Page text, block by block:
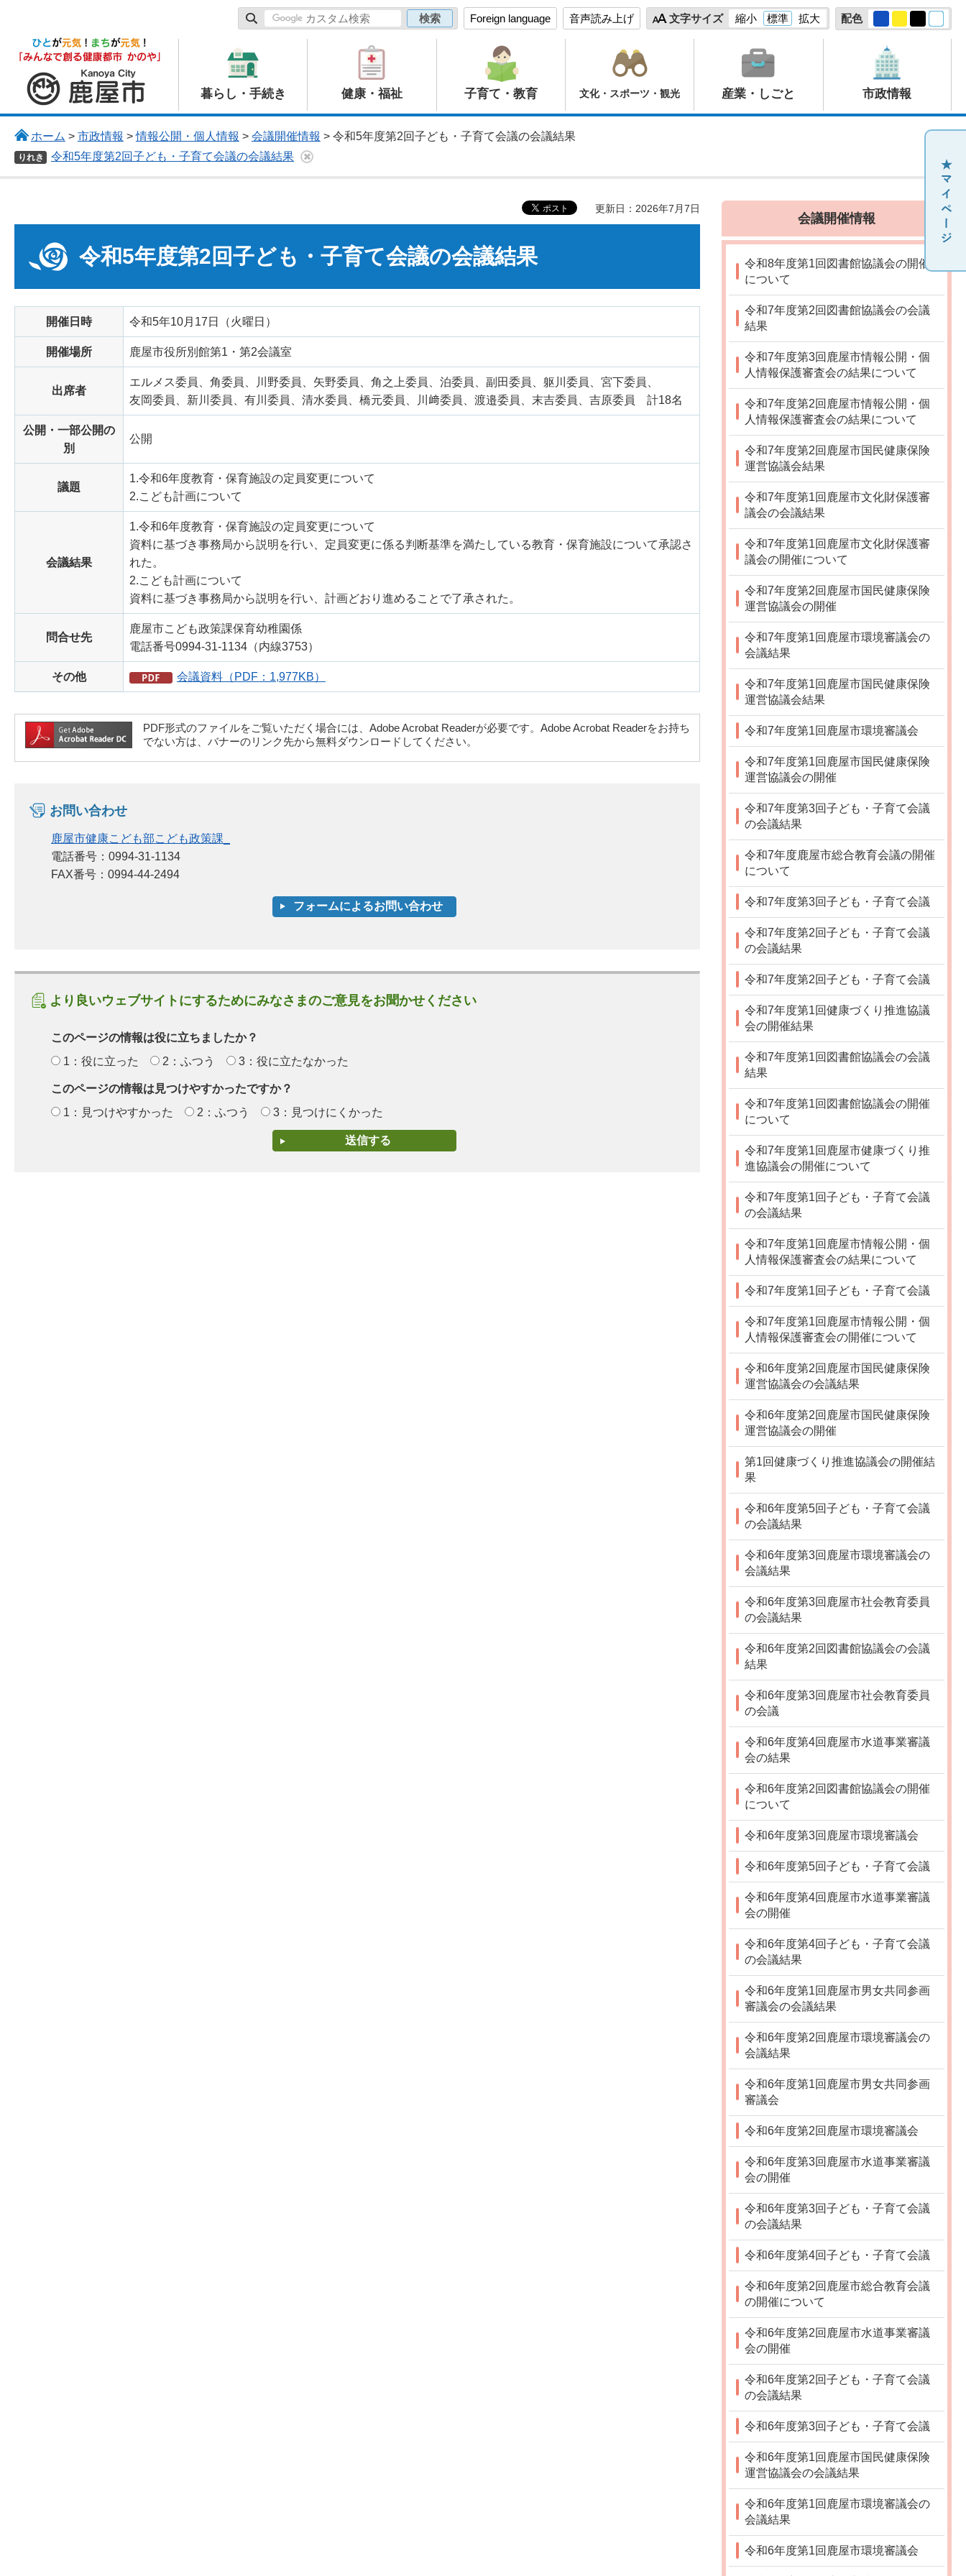
Foreign language 音声読み上げ 文字サイズ 縮小 標準 拡大 配色
鹿屋市
暮らし・手続き 健康・福祉 子育て・教育 文化・スポーツ・観光 産業・しごと 市政情報
ホーム > 市政情報 >情報公開・個人情報 > 会議開催情報 > 令和5年度第2回子ども・子育て会議の会議結果
りれき 令和5年度第2回子ども・子育て会議の会議結果
更新日：2026年7月7日
令和5年度第2回子ども・子育て会議の会議結果
開催日時 令和5年10月17日（火曜日）
開催場所 鹿屋市役所別館第1・第2会議室
出席者
エルメス委員、角委員、川野委員、矢野委員、角之上委員、泊委員、副田委員、躯川委員、宮下委員、
友岡委員、新川委員、有川委員、清水委員、橋元委員、川﨑委員、渡邉委員、末吉委員、吉原委員 計18名
公開・一部公開の
別
公開
議題
1.令和6年度教育・保育施設の定員変更について
2.こども計画について
会議結果
1.令和6年度教育・保育施設の定員変更について
資料に基づき事務局から説明を行い、定員変更に係る判断基準を満たしている教育・保育施設について承認さ
れた。
2.こども計画について
資料に基づき事務局から説明を行い、計画どおり進めることで了承された。
問合せ先
鹿屋市こども政策課保育幼稚園係
電話番号0994-31-1134（内線3753）
その他 会議資料（PDF：1,977KB）
PDF形式のファイルをご覧いただく場合には、Adobe Acrobat Readerが必要です。Adobe Acrobat Readerをお持ち
でない方は、バナーのリンク先から無料ダウンロードしてください。
お問い合わせ
鹿屋市健康こども部こども政策課_
電話番号：0994-31-1134
FAX番号：0994-44-2494
より良いウェブサイトにするためにみなさまのご意見をお聞かせください
このページの情報は役に立ちましたか？
1：役に立った
2：ふつう 3：役に立たなかった
このページの情報は見つけやすかったですか？
1：見つけやすかった
2：ふつう 3：見つけにくかった
会議開催情報
令和8年度第1回図書館協議会の開催
について
令和7年度第2回図書館協議会の会議
結果
令和7年度第3回鹿屋市情報公開・個
人情報保護審査会の結果について
令和7年度第2回鹿屋市情報公開・個
人情報保護審査会の結果について
令和7年度第2回鹿屋市国民健康保険
運営協議会結果
令和7年度第1回鹿屋市文化財保護審
議会の会議結果
令和7年度第1回鹿屋市文化財保護審
議会の開催について
令和7年度第2回鹿屋市国民健康保険
運営協議会の開催
令和7年度第1回鹿屋市環境審議会の
会議結果
令和7年度第1回鹿屋市国民健康保険
運営協議会結果
令和7年度第1回鹿屋市環境審議会
令和7年度第1回鹿屋市国民健康保険
運営協議会の開催
令和7年度第3回子ども・子育て会議
の会議結果
令和7年度鹿屋市総合教育会議の開催
について
令和7年度第3回子ども・子育て会議
令和7年度第2回子ども・子育て会議
の会議結果
令和7年度第2回子ども・子育て会議
令和7年度第1回健康づくり推進協議
会の開催結果
令和7年度第1回図書館協議会の会議
結果
令和7年度第1回図書館協議会の開催
について
令和7年度第1回鹿屋市健康づくり推
進協議会の開催について
令和7年度第1回子ども・子育て会議
の会議結果
令和7年度第1回鹿屋市情報公開・個
人情報保護審査会の結果について
令和7年度第1回子ども・子育て会議
令和7年度第1回鹿屋市情報公開・個
人情報保護審査会の開催について
令和6年度第2回鹿屋市国民健康保険
運営協議会の会議結果
令和6年度第2回鹿屋市国民健康保険
運営協議会の開催
第1回健康づくり推進協議会の開催結
果
令和6年度第5回子ども・子育て会議
の会議結果
令和6年度第3回鹿屋市環境審議会の
会議結果
令和6年度第3回鹿屋市社会教育委員
の会議結果
令和6年度第2回図書館協議会の会議
結果
令和6年度第3回鹿屋市社会教育委員
の会議
令和6年度第4回鹿屋市水道事業審議
会の結果
令和6年度第2回図書館協議会の開催
について
令和6年度第3回鹿屋市環境審議会
令和6年度第5回子ども・子育て会議
令和6年度第4回鹿屋市水道事業審議
会の開催
令和6年度第4回子ども・子育て会議
の会議結果
令和6年度第1回鹿屋市男女共同参画
審議会の会議結果
令和6年度第2回鹿屋市環境審議会の
会議結果
令和6年度第1回鹿屋市男女共同参画
審議会
令和6年度第2回鹿屋市環境審議会
令和6年度第3回鹿屋市水道事業審議
会の開催
令和6年度第3回子ども・子育て会議
の会議結果
令和6年度第4回子ども・子育て会議
令和6年度第2回鹿屋市総合教育会議
の開催について
令和6年度第2回鹿屋市水道事業審議
会の開催
令和6年度第2回子ども・子育て会議
の会議結果
令和6年度第3回子ども・子育て会議
令和6年度第1回鹿屋市国民健康保険
運営協議会の会議結果
令和6年度第1回鹿屋市環境審議会の
会議結果
令和6年度第1回鹿屋市環境審議会